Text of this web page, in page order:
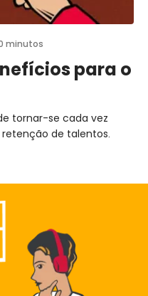
minutos
para o
tornar-se cada vez
de talentos.